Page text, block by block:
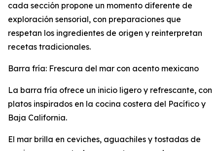
cada sección propone un momento diferente de
exploración sensorial, con preparaciones que
respetan los ingredientes de origen y reinterpretan
recetas tradicionales.
Barra fría: Frescura del mar con acento mexicano
La barra fría ofrece un inicio ligero y refrescante, con
platos inspirados en la cocina costera del Pacífico y
Baja California.
El mar brilla en ceviches, aguachiles y tostadas de